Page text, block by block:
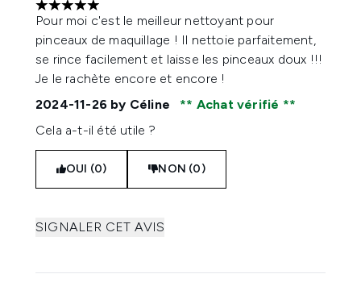
5 étoiles sur un maximum de 5
Pour moi c'est le meilleur nettoyant pour
pinceaux de maquillage ! Il nettoie parfaitement,
se rince facilement et laisse les pinceaux doux !!!
Je le rachète encore et encore !
2024-11-26 by Céline
Achat vérifié
Cela a-t-il été utile ?
OUI (0) NON (0)
SIGNALER CET AVIS